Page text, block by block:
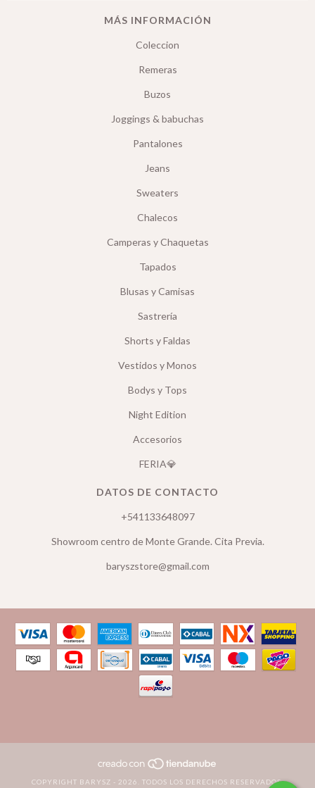
MÁS INFORMACIÓN
Coleccion
Remeras
Buzos
Joggings & babuchas
Pantalones
Jeans
Sweaters
Chalecos
Camperas y Chaquetas
Tapados
Blusas y Camisas
Sastrería
Shorts y Faldas
Vestidos y Monos
Bodys y Tops
Night Edition
Accesorios
FERIA💎
DATOS DE CONTACTO
+541133648097
Showroom centro de Monte Grande. Cita Previa.
baryszstore@gmail.com
COPYRIGHT BARYSZ - 2026. TODOS LOS DERECHOS RESERVADOS.